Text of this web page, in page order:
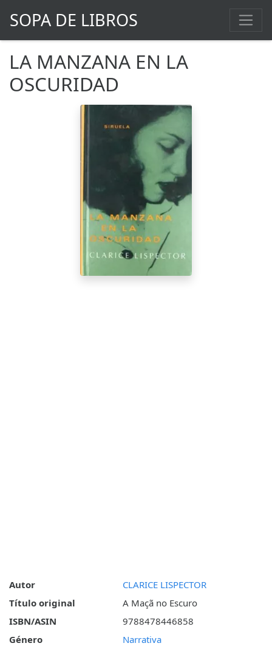
SOPA DE LIBROS
LA MANZANA EN LA
OSCURIDAD
Autor
CLARICE LISPECTOR
Título original
A Maçã no Escuro
ISBN/ASIN
9788478446858
Género
Narrativa